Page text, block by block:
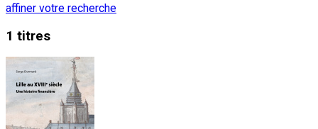
affiner votre recherche
1 titres